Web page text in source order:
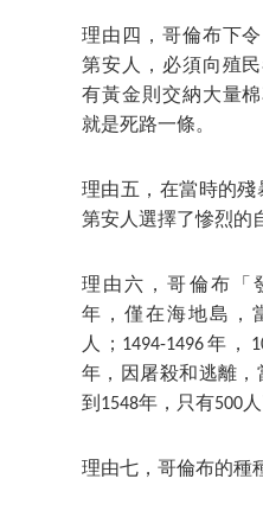
理由四，哥倫布下
第安人，必須向殖
有黃金則交納大量
就是死路一條。
理由五，在當時的殘
第安人選擇了慘烈的
理由六，哥倫布「
年，僅在海地島，
人；1494-1496年
年，因屠殺和逃離，
到1548年，只有500人
理由七，哥倫布的種